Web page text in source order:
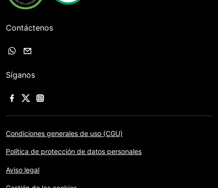
Contáctenos
Síganos
Condiciones generales de uso (CGU)
Política de protección de datos personales
Aviso legal